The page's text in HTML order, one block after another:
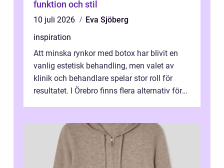
funktion och stil
10 juli 2026
Eva Sjöberg
inspiration
Att minska rynkor med botox har blivit en
vanlig estetisk behandling, men valet av
klinik och behandlare spelar stor roll för
resultatet. I Örebro finns flera alternativ för